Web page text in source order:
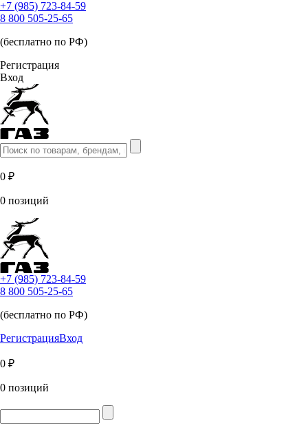
+7 (985) 723-84-59
8 800 505-25-65
(бесплатно по РФ)
Регистрация
Вход
0 ₽
0 позиций
+7 (985) 723-84-59
8 800 505-25-65
(бесплатно по РФ)
РегистрацияВход
0 ₽
0 позиций